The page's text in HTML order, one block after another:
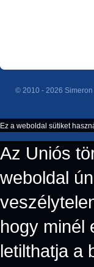
© 2010 - 2026 Simeron
Ez a weboldal sütiket
Az Uniós
weboldal
hogy minél
letilthatja a